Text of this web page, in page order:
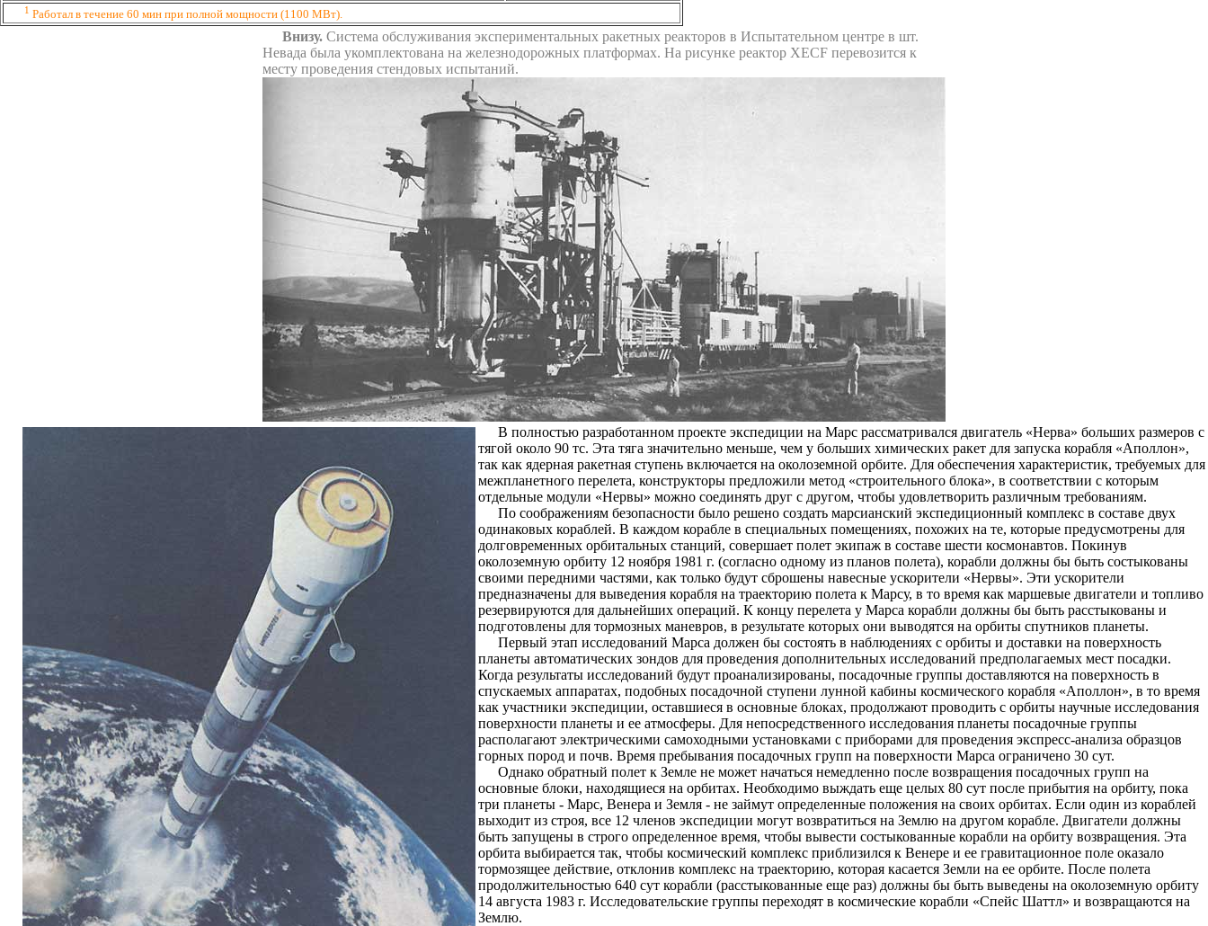
1 Работал в течение 60 мин при полной мощности (1100 МВт).
Внизу. Система обслуживания экспериментальных ракетных реакторов в Испытательном центре в шт.
Невада была укомплектована на железнодорожных платформах. На рисунке реактор XECF перевозится к
месту проведения стендовых испытаний.
В полностью разработанном проекте экспедиции на Марс рассматривался двигатель «Нерва» больших размеров с
тягой около 90 тс. Эта тяга значительно меньше, чем у больших химических ракет для запуска корабля «Аполлон»,
так как ядерная ракетная ступень включается на околоземной орбите. Для обеспечения характеристик, требуемых для
межпланетного перелета, конструкторы предложили метод «строительного блока», в соответствии с которым
отдельные модули «Нервы» можно соединять друг с другом, чтобы удовлетворить различным требованиям.
По соображениям безопасности было решено создать марсианский экспедиционный комплекс в составе двух
одинаковых кораблей. В каждом корабле в специальных помещениях, похожих на те, которые предусмотрены для
долговременных орбитальных станций, совершает полет экипаж в составе шести космонавтов. Покинув
околоземную орбиту 12 ноября 1981 г. (согласно одному из планов полета), корабли должны бы быть состыкованы
своими передними частями, как только будут сброшены навесные ускорители «Нервы». Эти ускорители
предназначены для выведения корабля на траекторию полета к Марсу, в то время как маршевые двигатели и топливо
резервируются для дальнейших операций. К концу перелета у Марса корабли должны бы быть расстыкованы и
подготовлены для тормозных маневров, в результате которых они выводятся на орбиты спутников планеты.
Первый этап исследований Марса должен бы состоять в наблюдениях с орбиты и доставки на поверхность
планеты автоматических зондов для проведения дополнительных исследований предполагаемых мест посадки.
Когда результаты исследований будут проанализированы, посадочные группы доставляются на поверхность в
спускаемых аппаратах, подобных посадочной ступени лунной кабины космического корабля «Аполлон», в то время
как участники экспедиции, оставшиеся в основные блоках, продолжают проводить с орбиты научные исследования
поверхности планеты и ее атмосферы. Для непосредственного исследования планеты посадочные группы
располагают электрическими самоходными установками с приборами для проведения экспресс-анализа образцов
горных пород и почв. Время пребывания посадочных групп на поверхности Марса ограничено 30 сут.
Однако обратный полет к Земле не может начаться немедленно после возвращения посадочных групп на
основные блоки, находящиеся на орбитах. Необходимо выждать еще целых 80 сут после прибытия на орбиту, пока
три планеты - Марс, Венера и Земля - не займут определенные положения на своих орбитах. Если один из кораблей
выходит из строя, все 12 членов экспедиции могут возвратиться на Землю на другом корабле. Двигатели должны
быть запущены в строго определенное время, чтобы вывести состыкованные корабли на орбиту возвращения. Эта
орбита выбирается так, чтобы космический комплекс приблизился к Венере и ее гравитационное поле оказало
тормозящее действие, отклонив комплекс на траекторию, которая касается Земли на ее орбите. После полета
продолжительностью 640 сут корабли (расстыкованные еще раз) должны бы быть выведены на околоземную орбиту
14 августа 1983 г. Исследовательские группы переходят в космические корабли «Спейс Шаттл» и возвращаются на
Землю.